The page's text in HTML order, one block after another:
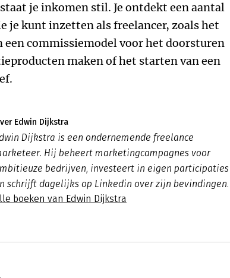
je inkomen stil. Je ontdekt een aantal
je kunt inzetten als freelancer, zoals het
commissiemodel voor het doorsturen
maken of het starten van een
Edwin Dijkstra
Dijkstra is een ondernemende freelance
Hij beheert marketingcampagnes voor
bedrijven, investeert in eigen participaties
schrijft dagelijks op Linkedin over zijn bevindingen.
boeken van Edwin Dijkstra